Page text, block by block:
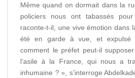
Même quand on dormait dans la
policiers nous ont tabassés pour
raconte-t-il, une vive émotion dans
été en garde à vue, et expulsé
comment le préfet peut-il
l’asile à la France, qui nous a
inhumaine ? », s’interroge